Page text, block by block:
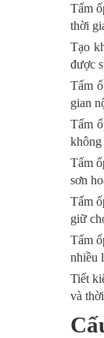
Tấm
thời
Tạo
được
Tấm
gian
Tấm
không
Tấm
sơn
Tấm
giữ
Tấm
nhiều
Tiết
và